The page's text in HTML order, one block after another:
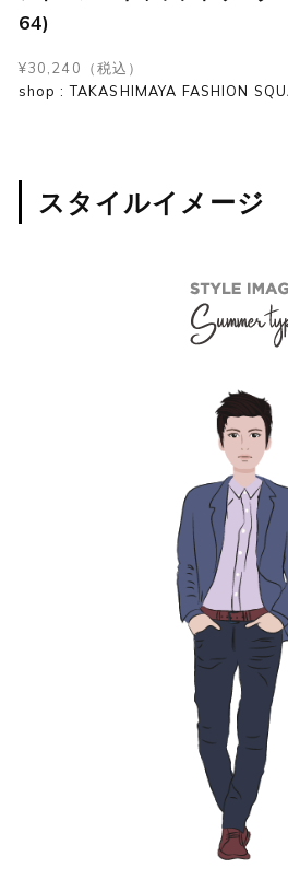
64)
¥30,240（税込）
shop : TAKASHIMAYA FASHION
スタイルイメージ